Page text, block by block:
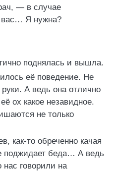
— в случае
вас… Я нужна?
поднялась и вышла.
её поведение. Не
А ведь она отлично
ох какое незавидное.
не только
как-то обреченно качая
поджидает беда… А ведь
нас говорили на